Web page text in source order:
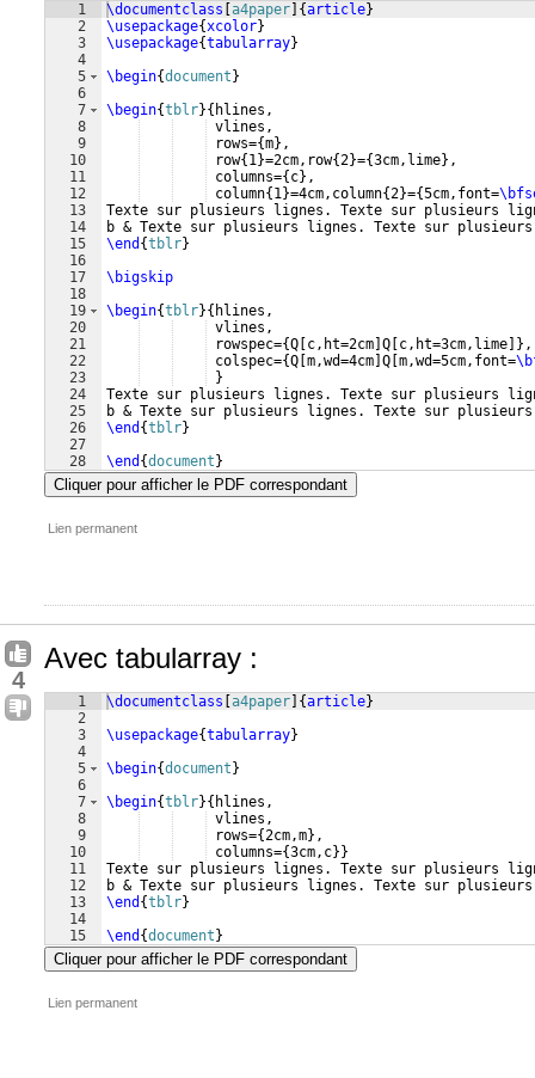
1
2
3
4
5
6
7
8
9
10
11
12
13
14
15
16
17
18
19
20
21
22
23
24
25
26
27
28
\documentclass a4paper {article}
\usepackage{xcolor}
\usepackage{tabularray}
\begin{document }
\begin{tblr}{ hlines,
vlines,
rows={m} ,
row{ 1}=2cm,row{2}={3cm,lime} ,
columns={ c} ,
column{ 1}=4cm,column{2}={5cm,font=
Texte sur plusieurs lignes. Texte sur plusieurs
b & Texte sur plusieurs lignes. Texte sur
\end {tblr}
\bigskip
\begin{tblr}{ hlines,
vlines,
rowspec={Q c,ht=2cm Q c,ht=3cm,lime ]} ,
colspec={Q m,wd=4cm Q m,wd=5cm,font=
}
Texte sur plusieurs lignes. Texte sur plusieurs
b & Texte sur plusieurs lignes. Texte sur
\end {tblr}
\end {document }
Cliquer pour afficher le PDF correspondant
Lien permanent
4
Avec tabularray :
1
2
3
4
5
6
7
8
9
10
11
12
13
14
15
\documentclass a4paper {article}
\usepackage{tabularray}
\begin{document }
\begin{tblr}{ hlines,
vlines,
rows={2cm,m} ,
columns={3cm,c}}
Texte sur plusieurs lignes. Texte sur plusieurs
b & Texte sur plusieurs lignes. Texte sur
\end {tblr}
\end {document }
Cliquer pour afficher le PDF correspondant
Lien permanent